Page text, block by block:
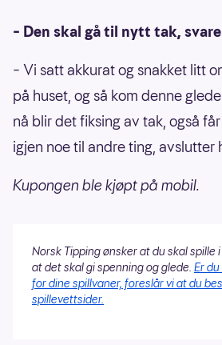
– Den skal gå til nytt tak,
– Vi satt akkurat og snakket litt
på huset, og så kom denne
nå blir det fiksing av tak, også
igjen noe til andre ting, avslutter
Kupongen ble kjøpt på mobil.
Norsk Tipping ønsker at du skal spille
at det skal gi spenning og glede. Er
for dine spillvaner, foreslår vi at du
spillevettsider.